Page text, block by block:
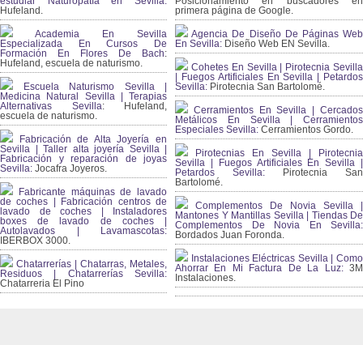
Hufeland.
Academia En Sevilla
Especializada En Cursos De
Formación En Flores De Bach:
Hufeland, escuela de naturismo.
Escuela Naturismo Sevilla |
Medicina Natural Sevilla | Terapias
Alternativas Sevilla: Hufeland,
escuela de naturismo.
Fabricación de Alta Joyería en
Sevilla | Taller alta joyería Sevilla |
Fabricación y reparación de joyas
Sevilla: Jocafra Joyeros.
Fabricante máquinas de lavado
de coches | Fabricación centros de
lavado de coches | Instaladores
boxes de lavado de coches |
Autolavados | Lavamascotas:
IBERBOX 3000.
Chatarrerías | Chatarras, Metales,
Residuos | Chatarrerías Sevilla:
Chatarreria El Pino
primera página de Google.
Agencia De Diseño De Páginas Web
En Sevilla: Diseño Web EN Sevilla.
Cohetes En Sevilla | Pirotecnia Sevilla
| Fuegos Artificiales En Sevilla | Petardos
Sevilla: Pirotecnia San Bartolomé.
Cerramientos En Sevilla | Cercados
Metálicos En Sevilla | Cerramientos
Especiales Sevilla: Cerramientos Gordo.
Pirotecnias En Sevilla | Pirotecnia
Sevilla | Fuegos Artificiales En Sevilla |
Petardos Sevilla: Pirotecnia San
Bartolomé.
Complementos De Novia Sevilla |
Mantones Y Mantillas Sevilla | Tiendas De
Complementos De Novia En Sevilla:
Bordados Juan Foronda.
Instalaciones Eléctricas Sevilla | Como
Ahorrar En Mi Factura De La Luz:3M
Instalaciones.